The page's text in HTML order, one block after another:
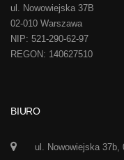
ul. Nowowiejska 37B
02-010 Warszawa
NIP: 521-290-62-97
REGON: 140627510
BIURO
ul. Nowowiejska 37b,